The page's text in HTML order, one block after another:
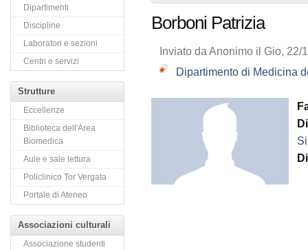
Dipartimenti
Discipline
Laboratori e sezioni
Centri e servizi
Strutture
Eccellenze
Biblioteca dell'Area
Biomedica
Aule e sale lettura
Policlinico Tor Vergata
Portale di Ateneo
Associazioni culturali
Associazione studenti
Borboni Patrizia
Inviato da Anonimo il Gio, 22/
Dipartimento di Medicina